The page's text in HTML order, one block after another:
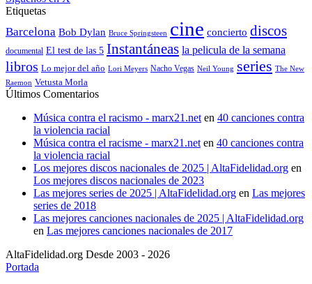
Etiquetas
Barcelona Bob Dylan Bruce Springsteen cine concierto discos
documental El test de las 5 Instantáneas la pelicula de la semana
libros Lo mejor del año Lori Meyers Nacho Vegas Neil Young series The New
Raemon Vetusta Morla
Últimos Comentarios
Música contra el racismo - marx21.neten 40 canciones contra
la violencia racial
Música contra el racisme - marx21.neten 40 canciones contra
la violencia racial
Los mejores discos nacionales de 2025 | AltaFidelidad.org en
Los mejores discos nacionales de 2023
Las mejores series de 2025 | AltaFidelidad.org en Las mejores
series de 2018
Las mejores canciones nacionales de 2025 | AltaFidelidad.org
en Las mejores canciones nacionales de 2017
AltaFidelidad.org Desde 2003 - 2026
Portada